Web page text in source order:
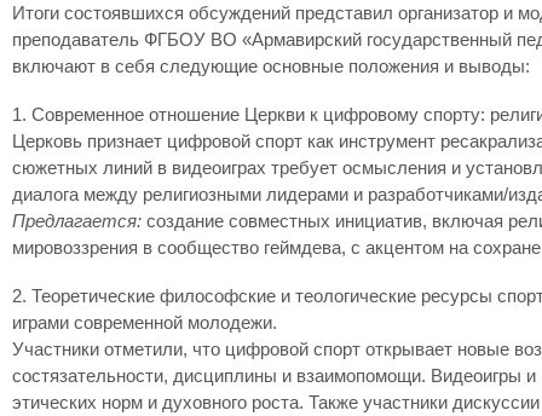
Итоги состоявшихся обсуждений представил организатор и
преподаватель ФГБОУ ВО «Армавирский государственный
включают в себя следующие основные положения и выводы:
1. Современное отношение Церкви к цифровому спорту:
Церковь признает цифровой спорт как инструмент
сюжетных линий в видеоиграх требует осмысления и
диалога между религиозными лидерами и разработчиками/
Предлагается: создание совместных инициатив, включая
мировоззрения в сообщество геймдева, с акцентом на
2. Теоретические философские и теологические ресурсы
играми современной молодежи.
Участники отметили, что цифровой спорт открывает новые
состязательности, дисциплины и взаимопомощи. Видеоигры
этических норм и духовного роста. Также участники